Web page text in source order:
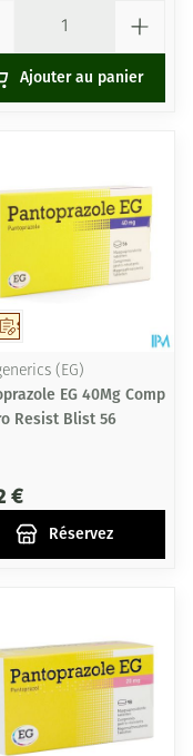
Ajouter au panier
Sur prescription
(EG)
EG 40Mg Comp
Resist Blist 56
€
Réservez